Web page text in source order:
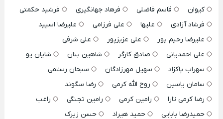
کیوان
قاسم فاضلی فرهاد جهانگیری
فرشید حکمتی
فرشاد آزادی
علیها علی فرزامی
علیرضا اسپید
علیرضا رحیم پور
علی عزیزپور
علی شرفی
علی احمدیانی
صادق کارگر شاهین بنان
شایان یو
سهراب پاکزاد
سهیل مهرزادگان
سبحان رستمی
سامان یاسین
روح الله کرمی
رضا سگوند
رضا کرمی تارا
رامین کرمی رامین تجنگی
راغب
حمیدرضا بابایی
حمید هیراد
حسن زیرک